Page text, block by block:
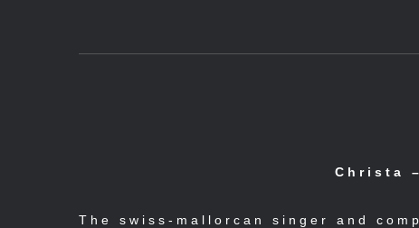
Christa
The swiss-mallorcan singer and